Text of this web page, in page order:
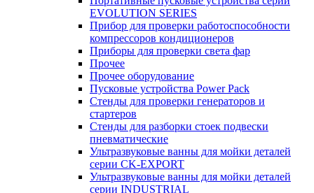
EVOLUTION SERIES
Прибор для проверки работоспособности
компрессоров кондиционеров
Приборы для проверки света фар
Прочее
Прочее оборудование
Пусковые устройства Power Pack
Стенды для проверки генераторов и
стартеров
Стенды для разборки стоек подвески
пневматические
Ультразвуковые ванны для мойки деталей
серии CK-EXPORT
Ультразвуковые ванны для мойки деталей
серии INDUSTRIAL